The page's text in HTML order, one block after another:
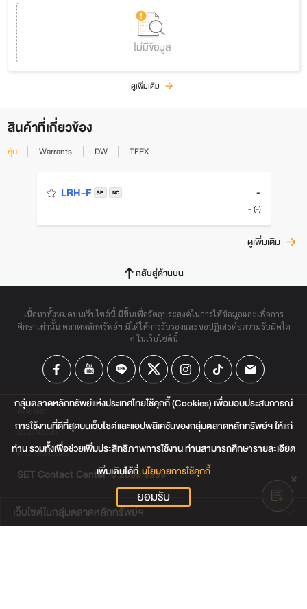
ไม่มีข้อมูล
ดูเพิ่มเติม
สินค้าที่เกี่ยวข้อง
หุ้น Warrants DW TFEX
LRH-F SP NC -
- (-)
ดูเพิ่มเติม
กลับสู่ด้านบน
เนื้อหาทั้งหมดบนเว็บไซต์นี้ มีขึ้นเพื่อวัตถุประสงค์ในการให้ข้อมูลและเพื่อการ
ศึกษาเท่านั้น ตลาดหลักทรัพย์ฯ มิได้ให้การรับรองและขอปฏิเสธต่อความรับผิดใด
ๆ ในเว็บไซต์นี้
ติดต่อเรา
ร่วมงานกับเรา
คำถามที่พบบ่อย
SET Contact Center 0 2009 9999
เว็บไซต์ในกลุ่มตลาดหลักทรัพย์ฯ
กลุ่มตลาดหลักทรัพย์แห่งประเทศไทยใช้คุกกี้ (Cookies) เพื่อมอบประสบการณ์
การใช้งานที่ดีที่สุดบนเว็บไซต์และแอปพลิเคชันของกลุ่มตลาดหลักทรัพย์ฯ ให้แก่
ท่าน รวมทั้งเพื่อช่วยเพิ่มประสิทธิภาพการใช้งาน ท่านสามารถศึกษารายละเอียด
เพิ่มเติมได้ที่นโยบายการใช้คุกกี้
ยอมรับ